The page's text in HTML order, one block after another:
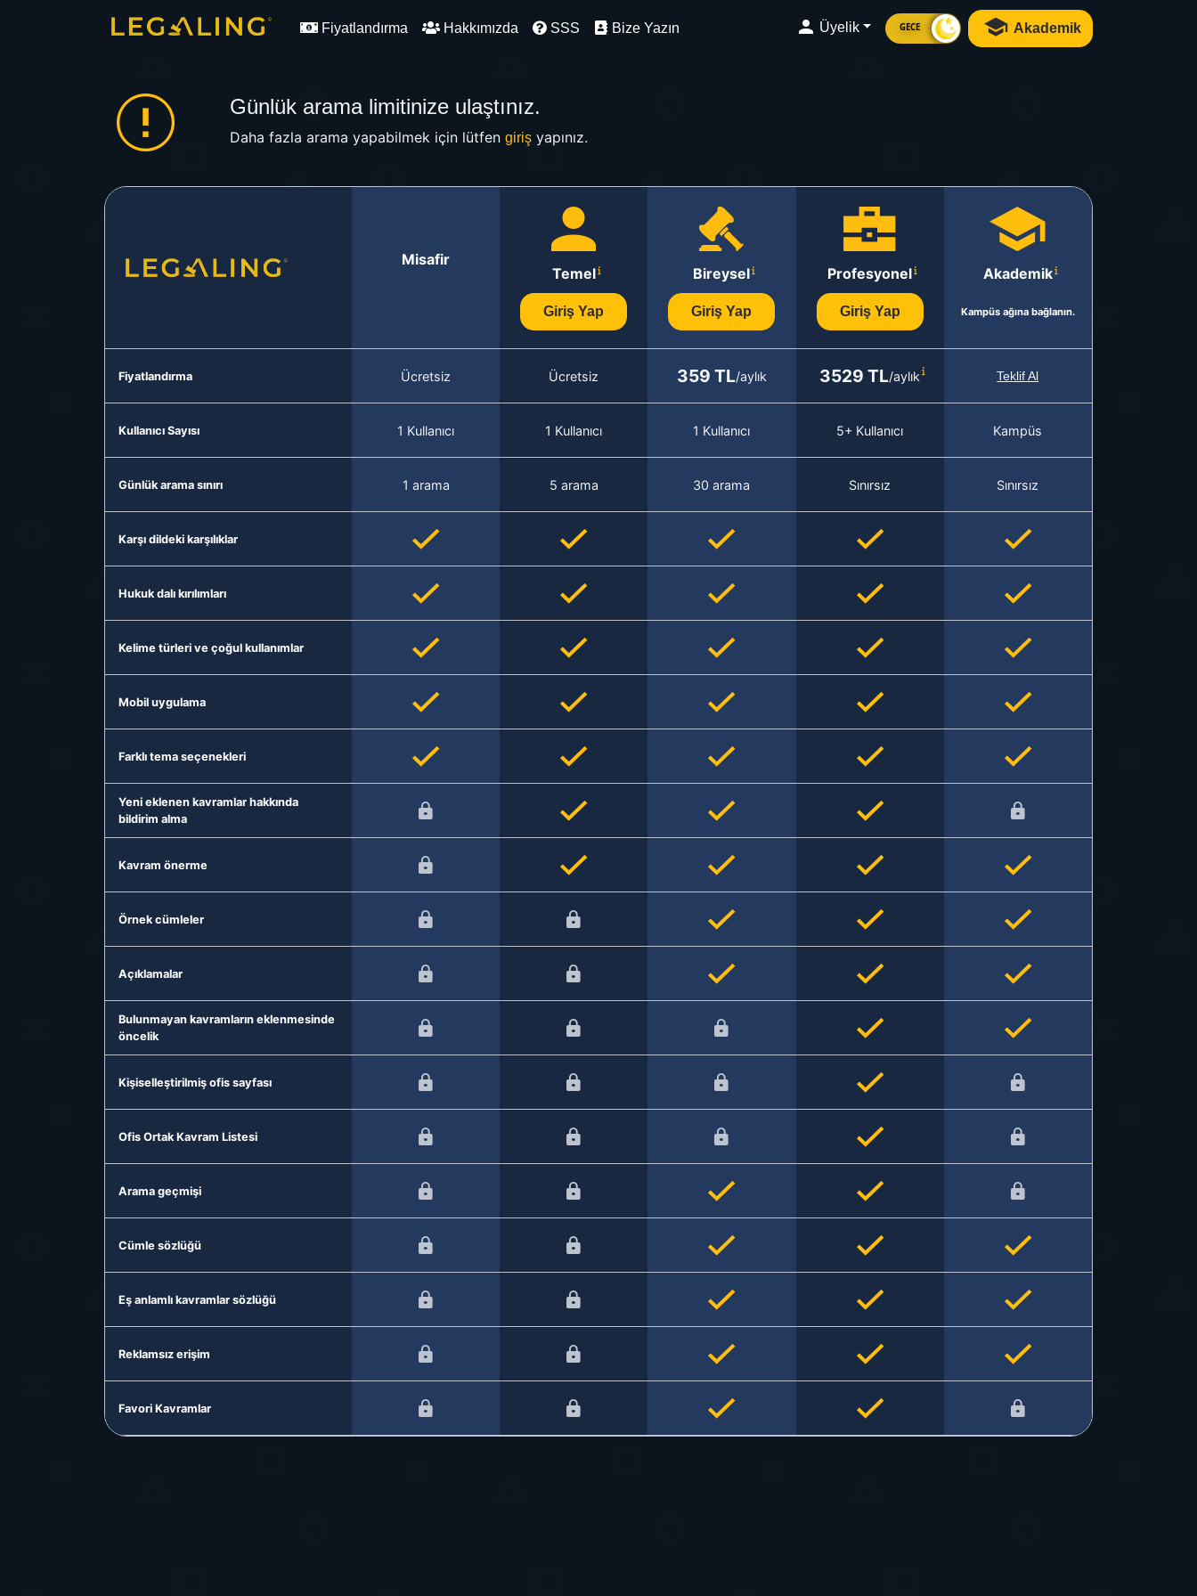
Fiyatlandırma Hakkımızda SSS Bize Yazın Üyelik GECE Akademik
Günlük arama limitinize ulaştınız.
Daha fazla arama yapabilmek için lütfen girişyapınız.
Misafir
Temel
Giriş Yap
Bireysel
Giriş Yap
Profesyonel
Giriş Yap
Akademik
Kampüs ağına bağlanın.
Fiyatlandırma Ücretsiz Ücretsiz 359 TL/aylık 3529 TL/aylık Teklif Al
Kullanıcı Sayısı 1 Kullanıcı 1 Kullanıcı 1 Kullanıcı 5+ Kullanıcı Kampüs
Günlük arama sınırı 1 arama 5 arama 30 arama Sınırsız Sınırsız
Karşı dildeki karşılıklar
Hukuk dalı kırılımları
Kelime türleri ve çoğul kullanımlar
Mobil uygulama
Farklı tema seçenekleri
Yeni eklenen kavramlar hakkında
bildirim alma
Kavram önerme
Örnek cümleler
Açıklamalar
Bulunmayan kavramların eklenmesinde
öncelik
Kişiselleştirilmiş ofis sayfası
Ofis Ortak Kavram Listesi
Arama geçmişi
Cümle sözlüğü
Eş anlamlı kavramlar sözlüğü
Reklamsız erişim
Favori Kavramlar